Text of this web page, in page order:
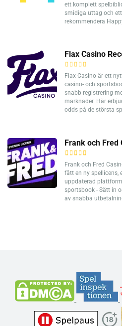
ett komplett
smidiga uttag och
rekommendera
Flax Casino
Flax Casino är ett
casino- och
snabb registrering
marknader. Här
odds på de största
Frank och Fred
Frank och Fred
fått en ny spellicens,
uppdaterad
sportsbook - Sätt in
av snabba